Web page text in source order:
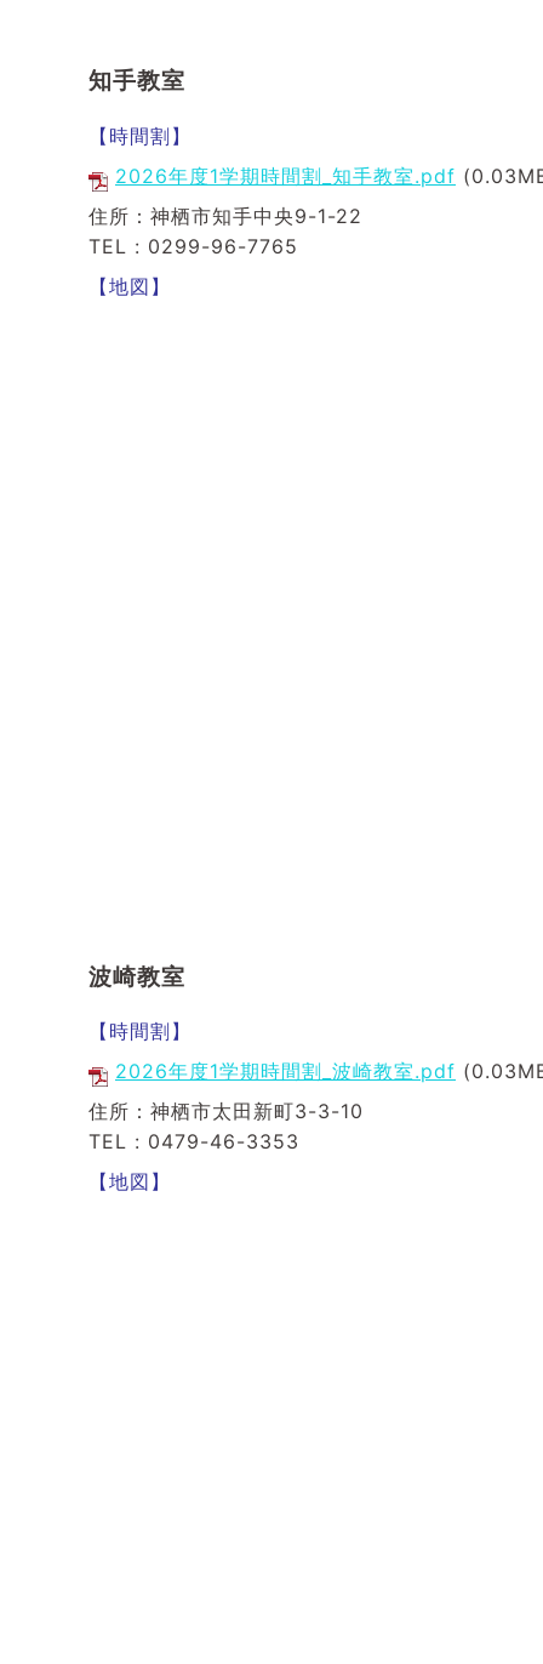
知手教室
【時間割】
2026年度1学期時間割_知手教室.pdf
住所：神栖市知手中央9-1-22
TEL : 0299-96-7765
【地図】
波崎教室
【時間割】
2026年度1学期時間割_波崎教室.pdf
住所：神栖市太田新町3-3-10
TEL : 0479-46-3353
【地図】